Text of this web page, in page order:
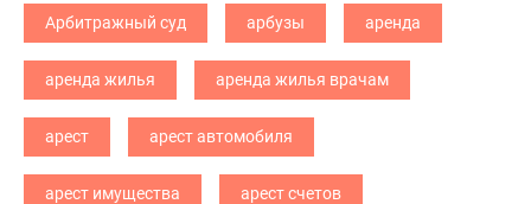
Арбитражный суд арбузы аренда
аренда жилья аренда жилья врачам
арест арест автомобиля
арест имущества арест счетов